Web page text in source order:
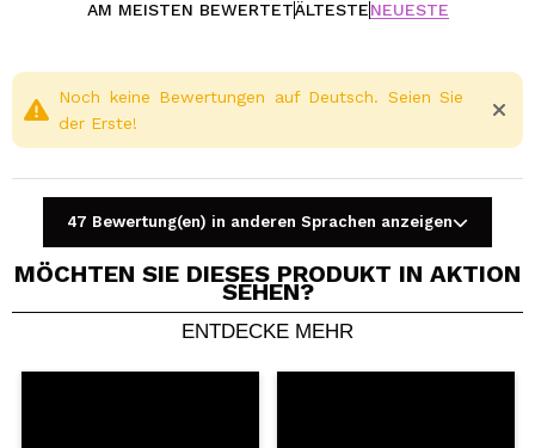
AM MEISTEN BEWERTETÄLTESTENEUESTE
Ein Video oder Foto teilen
Dein Video könnte das erste sein. Stell es dir vor...
Noch keine Bewertungen auf Deutsch. Seien Sie
der Erste!
47 Bewertung(en) in anderen Sprachen anzeigen
MÖCHTEN SIE DIESES PRODUKT IN AKTION
SEHEN?
ENTDECKE MEHR